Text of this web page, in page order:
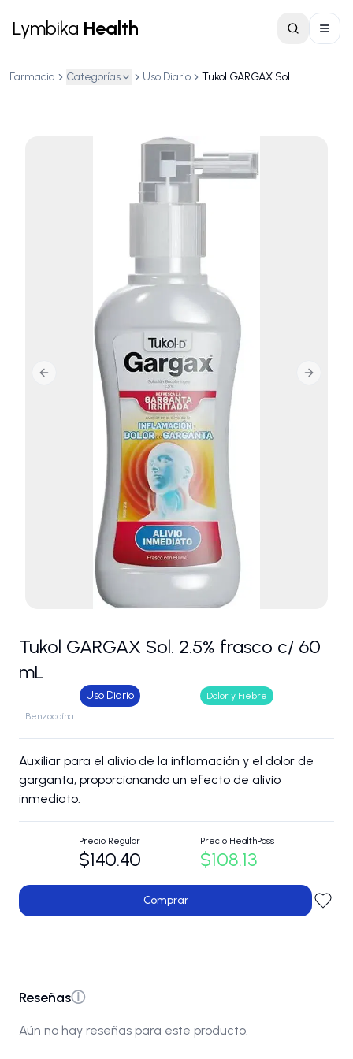
Lymbika Health
Farmacia Categorías Uso Diario Tukol GARGAX Sol. 2.5% frasco c/ 60 mL
Previous slide Next
Tukol GARGAX Sol. 2.5% frasco c/ 60
mL
Uso Diario
Dolor y Fiebre
Benzocaína
Auxiliar para el alivio de la inflamación y el dolor de
garganta, proporcionando un efecto de alivio
inmediato.
Precio Regular
$140.40
Precio HealthPass
$108.13
Comprar
Reseñasⓘ
Aún no hay reseñas para este producto.